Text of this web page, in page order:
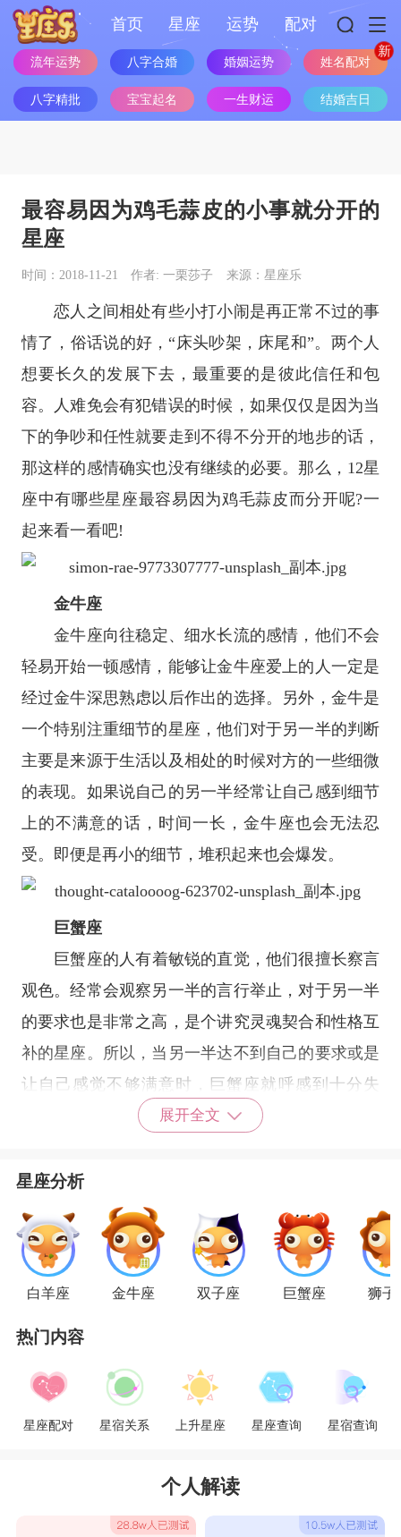
首页 星座 运势 配对
流年运势 八字合婚 婚姻运势 姓名配对
八字精批 宝宝起名 一生财运 结婚吉日
最容易因为鸡毛蒜皮的小事就分开的
星座
时间：2018-11-21 作者: 一栗莎子 来源：星座乐
恋人之间相处有些小打小闹是再正常不过的事
情了，俗话说的好，“床头吵架，床尾和”。两个人
想要长久的发展下去，最重要的是彼此信任和包
容。人难免会有犯错误的时候，如果仅仅是因为当
下的争吵和任性就要走到不得不分开的地步的话，
那这样的感情确实也没有继续的必要。那么， 12星
座中有哪些星座最容易因为鸡毛蒜皮而分开呢?一
起来看一看吧!
金牛座
金牛座向往稳定、细水长流的感情，他们不会
轻易开始一顿感情，能够让金牛座爱上的人一定是
经过金牛深思熟虑以后作出的选择。另外，金牛是
一个特别注重细节的星座，他们对于另一半的判断
主要是来源于生活以及相处的时候对方的一些细微
的表现。如果说自己的另一半经常让自己感到细节
上的不满意的话，时间一长，金牛座也会无法忍
受。即便是再小的细节，堆积起来也会爆发。
巨蟹座
巨蟹座的人有着敏锐的直觉，他们很擅长察言
观色。经常会观察另一半的言行举止，对于另一半
的要求也是非常之高，是个讲究灵魂契合和性格互
补的星座。所以，当另一半达不到自己的要求或是
让自己感觉不够满意时，巨蟹座就呼感到十分失
望。即便有的时候只是一些微不足道的小事，也会
射手座
度，并且他们不是容易被约束的人，他们不喜欢被
任何事情牵绊住，如果说一段感情中能够让射手尽
心满意足。但如果在这段感情中，让射手座感觉到
最多的就是压抑和不自由的话，或是因为对方做出
展开全文
星座分析
白羊座 金牛座 双子座 巨蟹座 狮子
热门内容
星座配对 星宿关系 上升星座 星座查询 星宿查询
个人解读